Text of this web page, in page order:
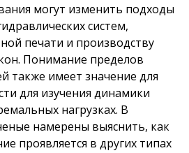
могут изменить подходы
систем,
печати и производству
Понимание пределов
также имеет значение для
для изучения динамики
нагрузках. В
намерены выяснить, как
проявляется в других типах